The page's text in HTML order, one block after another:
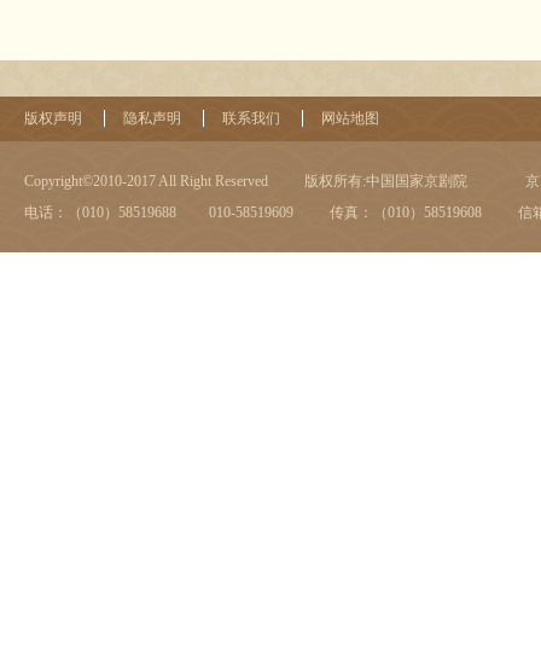
版权声明 隐私声明 联系我们 网站地图
Copyright©2010-2017 All Right Reserved 版权所有:中国国家京剧院
电话：（010）58519688 010-58519609
传真：（010）58519608 信